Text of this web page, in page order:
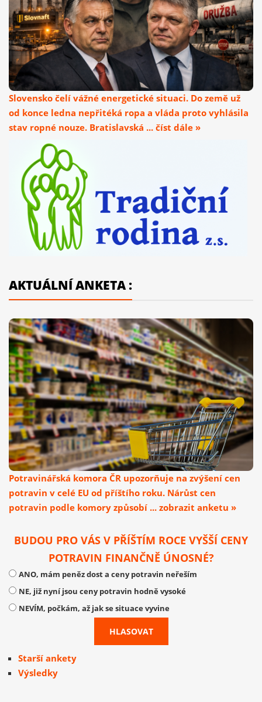
Slovensko čelí vážné energetické situaci. Do země už
od konce ledna nepřitéká ropa a vláda proto vyhlásila
stav ropné nouze. Bratislavská ... číst dále »
AKTUÁLNÍ ANKETA :
Potravinářská komora ČR upozorňuje na zvýšení cen
potravin v celé EU od příštího roku. Nárůst cen
potravin podle komory způsobí ... zobrazit anketu »
BUDOU PRO VÁS V PŘÍŠTÍM ROCE VYŠŠÍ CENY
POTRAVIN FINANČNĚ ÚNOSNÉ?
ANO, mám peněz dost a ceny potravin neřeším
NE, již nyní jsou ceny potravin hodně vysoké
NEVÍM, počkám, až jak se situace vyvine
Starší ankety
Výsledky